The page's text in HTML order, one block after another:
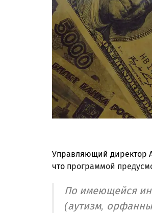
Управляющий директор
что программой
По имеющейся
(аутизм,